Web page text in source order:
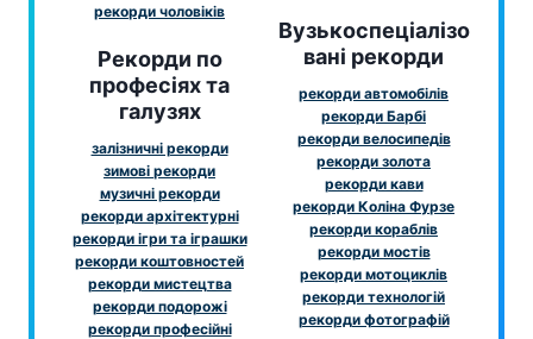
рекорди чоловіків
Рекорди по
професіях та
галузях
залізничні рекорди
зимові рекорди
музичні рекорди
рекорди архітектурні
рекорди ігри та іграшки
рекорди коштовностей
рекорди мистецтва
рекорди подорожі
рекорди професійні
Вузькоспеціалізо
вані рекорди
рекорди автомобілів
рекорди Барбі
рекорди велосипедів
рекорди золота
рекорди кави
рекорди Коліна Фурзе
рекорди кораблів
рекорди мостів
рекорди мотоциклів
рекорди технологій
рекорди фотографій